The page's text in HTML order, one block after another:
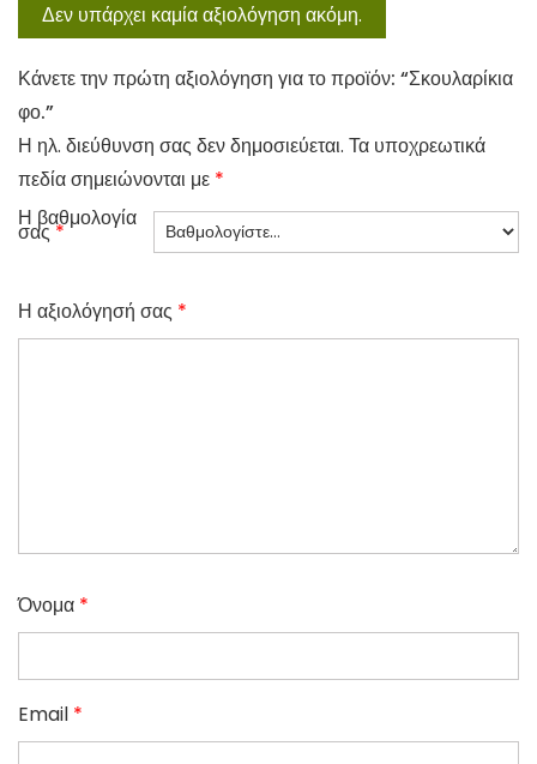
Δεν υπάρχει καμία αξιολόγηση ακόμη.
Κάνετε την πρώτη αξιολόγηση για το προϊόν: “Σκουλαρίκια
φο.”
Η ηλ. διεύθυνση σας δεν δημοσιεύεται. Τα υποχρεωτικά
πεδία σημειώνονται με *
Η βαθμολογία
σας*
Η αξιολόγησή σας *
Όνομα *
Email *